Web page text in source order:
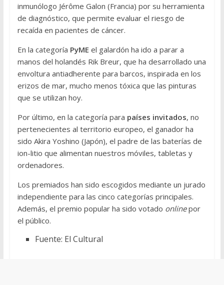
inmunólogo Jérôme Galon (Francia) por su herramienta
de diagnóstico, que permite evaluar el riesgo de
recaída en pacientes de cáncer.
En la categoría PyME el galardón ha ido a parar a
manos del holandés Rik Breur, que ha desarrollado una
envoltura antiadherente para barcos, inspirada en los
erizos de mar, mucho menos tóxica que las pinturas
que se utilizan hoy.
Por último, en la categoría para países invitados, no
pertenecientes al territorio europeo, el ganador ha
sido Akira Yoshino (Japón), el padre de las baterías de
ion-litio que alimentan nuestros móviles, tabletas y
ordenadores.
Los premiados han sido escogidos mediante un jurado
independiente para las cinco categorías principales.
Además, el premio popular ha sido votado onlinepor
el público.
Fuente: El Cultural